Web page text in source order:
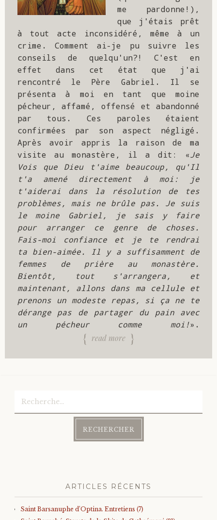
me pardonne!),
que j'étais prêt
à tout acte inconsidéré, même à un
crime. Comment ai-je pu suivre les
conseils de quelqu'un?! C'est en
effet dans cet état que j'ai
rencontré le Père Gabriel. Il se
présenta à moi en tant que moine
pécheur, affamé, offensé et abandonné
par tous. Ces paroles étaient
confirmées par son aspect négligé.
Après avoir appris la raison de ma
visite au monastère, il a dit: «Je
Vois que Dieu t'aime beaucoup, qu'Il
t'a amené directement à moi: je
t'aiderai dans la résolution de tes
problèmes, mais ne brûle pas. Je suis
le moine Gabriel, je sais y faire
pour arranger ce genre de choses.
Fais-moi confiance et je te rendrai
ta bien-aimée. Il y a suffisamment de
femmes de prière au monastère.
Bientôt, tout s'arrangera, et
maintenant, allons dans ma cellule et
prenons un modeste repas, si ça ne te
dérange pas de partager du pain avec
un pécheur comme moi!».
read more
ARTICLES RÉCENTS
Saint Barsanuphe d’Optina. Entretiens (7)